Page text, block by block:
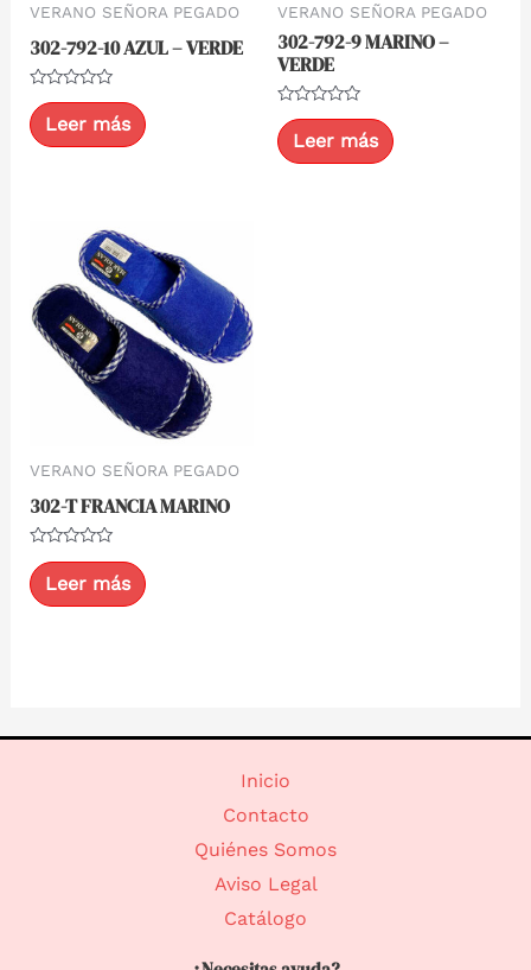
VERANO SEÑORA PEGADO
302-792-10 AZUL – VERDE
Valorado
con
0
de
Leer más
VERANO SEÑORA PEGADO
302-792-9 MARINO –
VERDE
Valorado
con
0
de
Leer más
VERANO SEÑORA PEGADO
302-T FRANCIA MARINO
Valorado
con
0
de
Leer más
Inicio
Contacto
Quiénes Somos
Aviso Legal
Catálogo